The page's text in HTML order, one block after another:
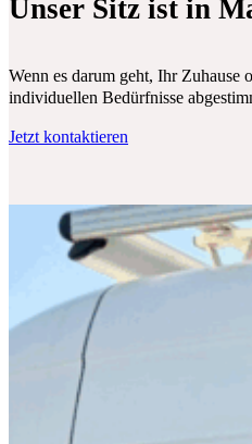
Unser Sitz ist in
Wenn es darum geht, Ihr
individuellen Bedürfnisse
Jetzt kontaktieren